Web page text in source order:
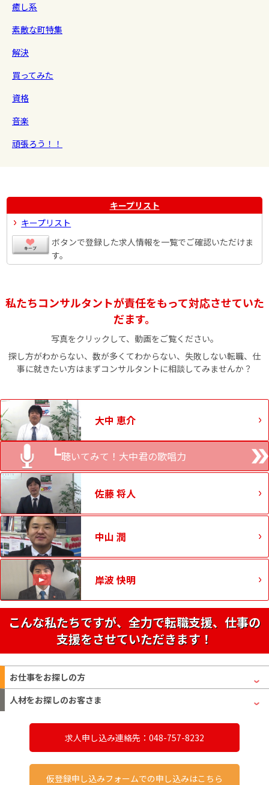
癒し系
素敵な町特集
解決
買ってみた
資格
音楽
頑張ろう！！
キープリスト
キープリスト
ボタンで登録した求人情報を一覧でご確認いただけま
す。
私たちコンサルタントが責任をもって対応させていた
だます。
写真をクリックして、動画をご覧ください。
探し方がわからない、数が多くてわからない、失敗しない転職、仕
事に就きたい方はまずコンサルタントに相談してみませんか？
大中 恵介
聴いてみて！大中君の歌唱力
佐藤 将人
中山 潤
岸波 快明
こんな私たちですが、全力で転職支援、仕事の
支援をさせていただきます！
お仕事をお探しの方
人材をお探しのお客さま
求人申し込み連絡先：048-757-8232
仮登録申し込みフォームでの申し込みはこちら